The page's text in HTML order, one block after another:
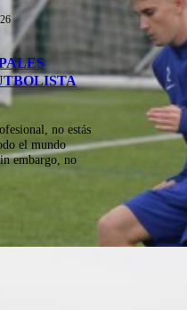
no estás
el mundo
embargo, no